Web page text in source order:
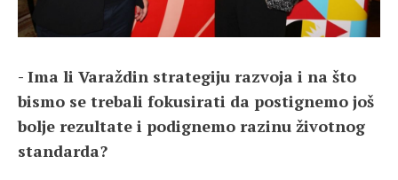
- Ima li Varaždin strategiju razvoja i na što
bismo se trebali fokusirati da postignemo još
bolje rezultate i podignemo razinu životnog
standarda?